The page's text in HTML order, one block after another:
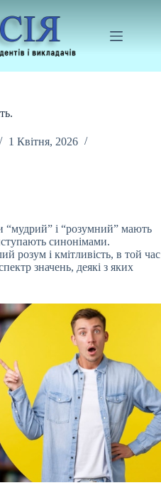
1 Квітня, 2026
“мудрий” і “розумний” мають
синонімами.
розум і кмітливість, в той час
значень, деякі з яких